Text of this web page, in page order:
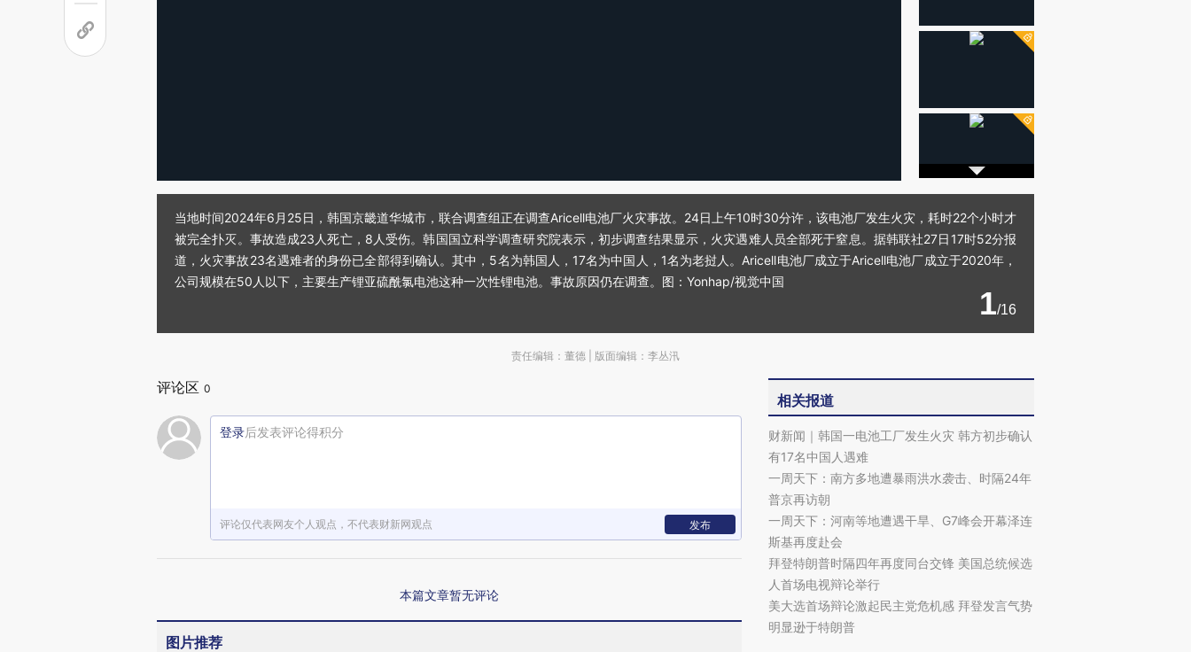
当地时间2024年6月25日，韩国京畿道华城市，联合调查组正在调查Aricell电池厂火灾事故。24日上午10时30分许，该电池厂发生火灾，耗时22个小时才
被完全扑灭。事故造成23人死亡，8人受伤。韩国国立科学调查研究院表示，初步调查结果显示，火灾遇难人员全部死于窒息。据韩联社27日17时52分报
道，火灾事故23名遇难者的身份已全部得到确认。其中，5名为韩国人，17名为中国人，1名为老挝人。Aricell电池厂成立于Aricell电池厂成立于2020年，
公司规模在50人以下，主要生产锂亚硫酰氯电池这种一次性锂电池。事故原因仍在调查。图：Yonhap/视觉中国
1/16
责任编辑：董德 | 版面编辑：李丛汛
评论区 0
登录后发表评论得积分
评论仅代表网友个人观点，不代表财新网观点 发布
本篇文章暂无评论
图片推荐
相关报道
财新闻｜韩国一电池工厂发生火灾 韩方初步确认
有17名中国人遇难
一周天下：南方多地遭暴雨洪水袭击、时隔24年
普京再访朝
一周天下：河南等地遭遇干旱、G7峰会开幕泽连
斯基再度赴会
拜登特朗普时隔四年再度同台交锋 美国总统候选
人首场电视辩论举行
美大选首场辩论激起民主党危机感 拜登发言气势
明显逊于特朗普